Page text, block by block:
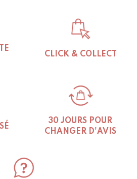
CLICK & COLLECT
30 JOURS POUR
CHANGER D'AVIS